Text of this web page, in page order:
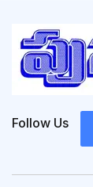
Follow Us